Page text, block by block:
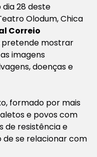
28 deste
Olodum, Chica
Correio
pretende mostrar
imagens
doenças e
formado por mais
e povos com
de resistência e
de se relacionar com